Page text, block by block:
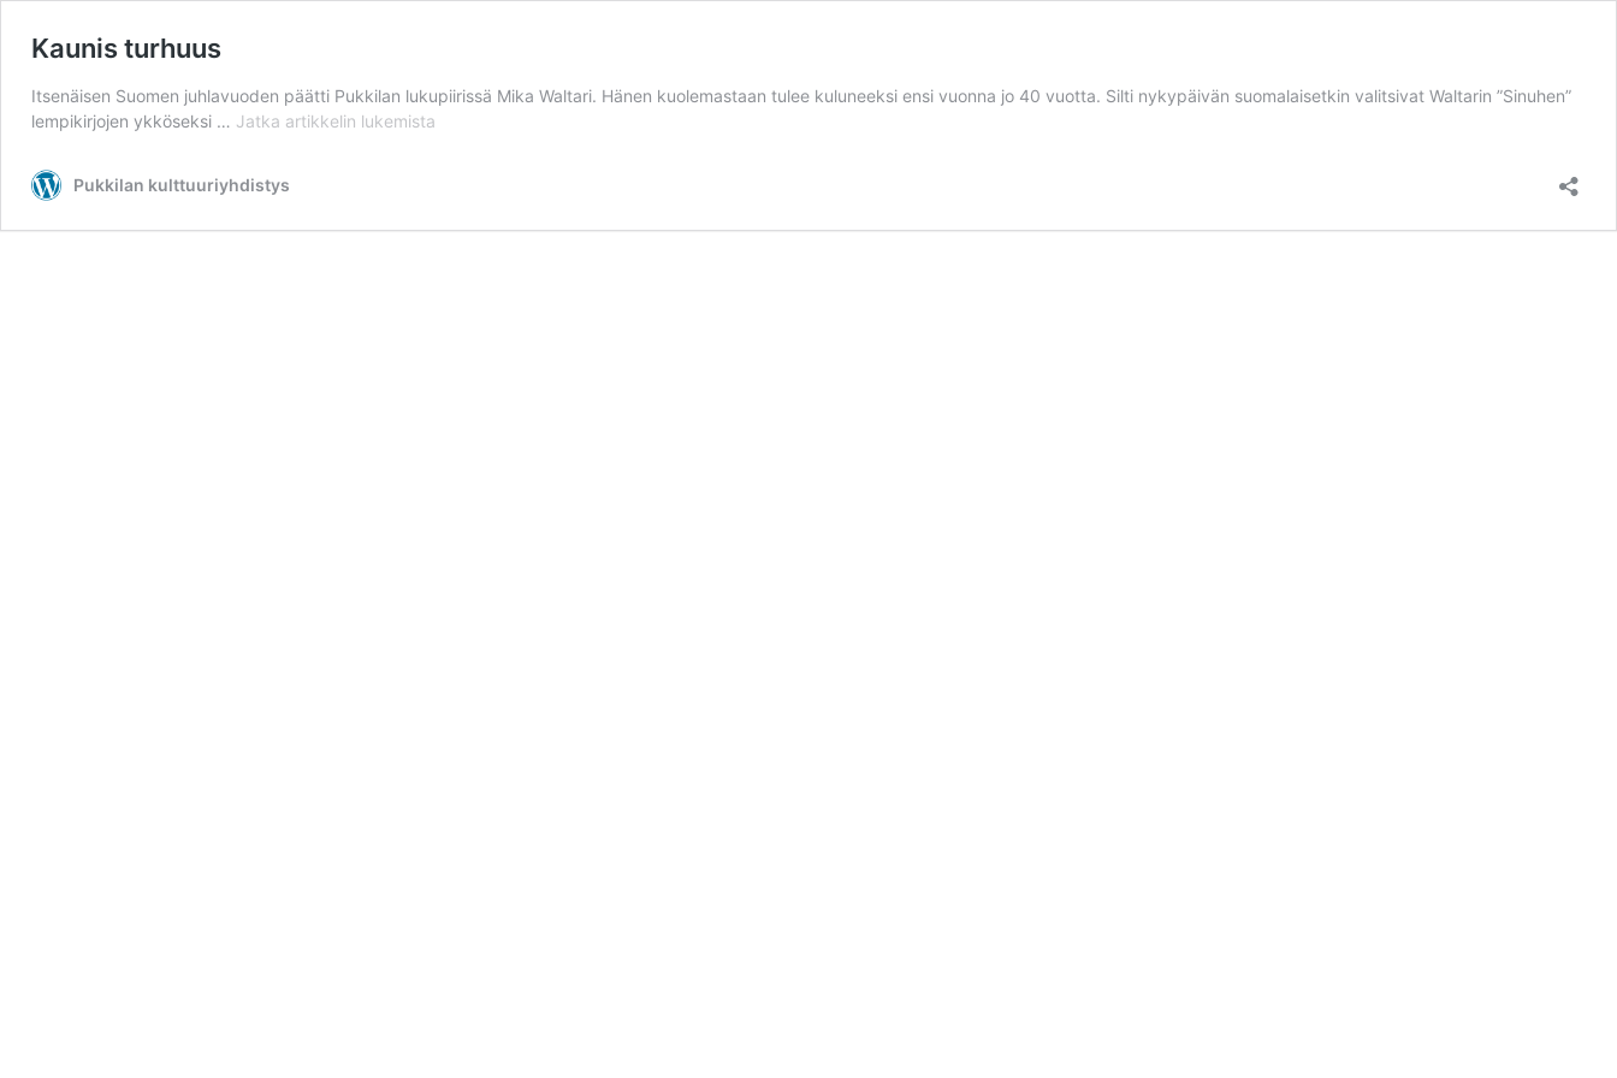
Kaunis turhuus
Itsenäisen Suomen juhlavuoden päätti Pukkilan lukupiirissä Mika Waltari. Hänen kuolemastaan tulee kuluneeksi ensi vuonna jo 40 vuotta. Silti nykypäivän suomalaisetkin valitsivat Waltarin ”Sinuhen”
lempikirjojen ykköseksi … Jatka artikkelin Kaunis
lukemista
Pukkilan kulttuuriyhdistys